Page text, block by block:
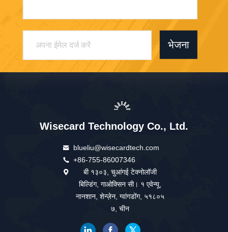
भेजना
Wisecard Technology Co., Ltd.
blueliu@wisecardtech.com
+86-755-86007346
बी १३०३, चुआंगई टेक्नोलॉजी
बिल्डिंग, गाओक्सिन सी। १ एवेन्यू,
नानशान, शेन्ज़ेन, ग्वांगडोंग, ५१८०५
७, चीन